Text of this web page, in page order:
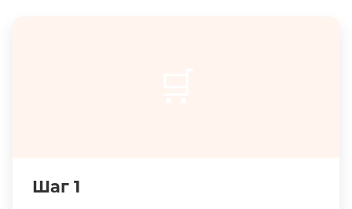
Шаг 1